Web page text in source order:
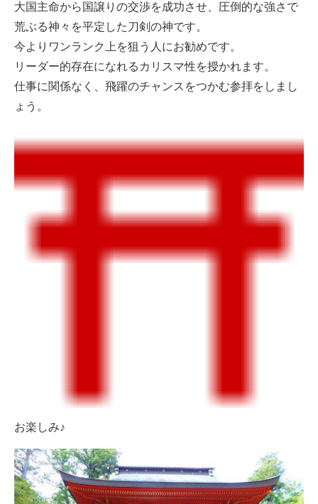
大国主命から国譲りの交渉を成功させ、圧倒的な強さで
荒ぶる神々を平定した刀剣の神です。
今よりワンランク上を狙う人にお勧めです。
リーダー的存在になれるカリスマ性を授かれます。
仕事に関係なく、飛躍のチャンスをつかむ参拝をしまし
ょう。
お楽しみ♪